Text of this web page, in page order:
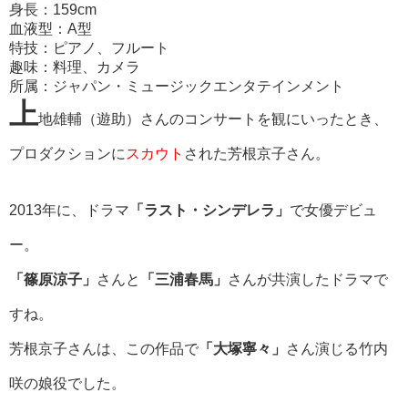
身長：159cm
血液型：A型
特技：ピアノ、フルート
趣味：料理、カメラ
所属：ジャパン・ミュージックエンタテインメント
上地雄輔（遊助）さんのコンサートを観にいったとき、
プロダクションに スカウト された芳根京子さん。
2013年に、ドラマ 「ラスト・シンデレラ」 で女優デビュ
ー。
「篠原涼子」 さんと 「三浦春馬」 さんが共演したドラマで
すね。
芳根京子さんは、この作品で 「大塚寧々」 さん演じる竹内
咲の娘役でした。